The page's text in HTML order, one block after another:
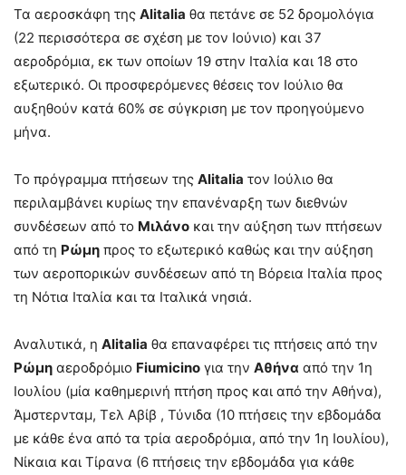
Τα αεροσκάφη της Alitalia θα πετάνε σε 52 δρομολόγια
(22 περισσότερα σε σχέση με τον Ιούνιο) και 37
αεροδρόμια, εκ των οποίων 19 στην Ιταλία και 18 στο
εξωτερικό. Οι προσφερόμενες θέσεις τον Ιούλιο θα
αυξηθούν κατά 60% σε σύγκριση με τον προηγούμενο
μήνα.
Το πρόγραμμα πτήσεων της Alitalia τον Ιούλιο θα
περιλαμβάνει κυρίως την επανέναρξη των διεθνών
συνδέσεων από το Μιλάνο και την αύξηση των πτήσεων
από τη Ρώμη προς το εξωτερικό καθώς και την αύξηση
των αεροπορικών συνδέσεων από τη Βόρεια Ιταλία προς
τη Νότια Ιταλία και τα Ιταλικά νησιά.
Αναλυτικά, η Alitalia θα επαναφέρει τις πτήσεις από την
Ρώμη αεροδρόμιο Fiumicino για την Αθήνα από την 1η
Ιουλίου (μία καθημερινή πτήση προς και από την Αθήνα),
Άμστερνταμ, Τελ Αβίβ , Τύνιδα (10 πτήσεις την εβδομάδα
με κάθε ένα από τα τρία αεροδρόμια, από την 1η Ιουλίου),
Νίκαια και Τίρανα (6 πτήσεις την εβδομάδα για κάθε